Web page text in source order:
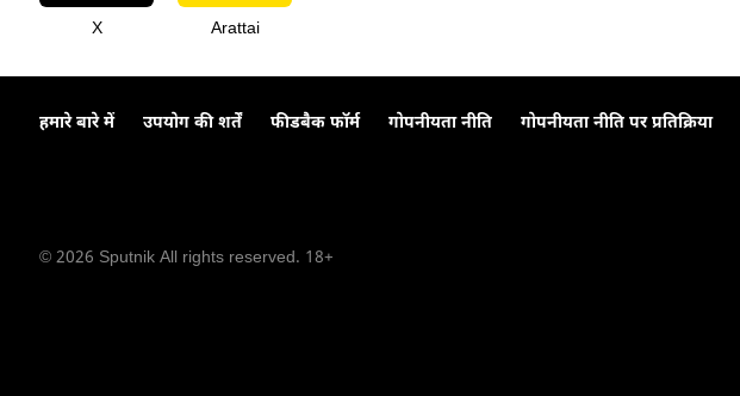
X Arattai
हमारे बारे में उपयोग की शर्तें फीडबैक फॉर्म गोपनीयता नीति गोपनीयता नीति पर प्रतिक्रिया
© 2026 Sputnik All rights reserved. 18+